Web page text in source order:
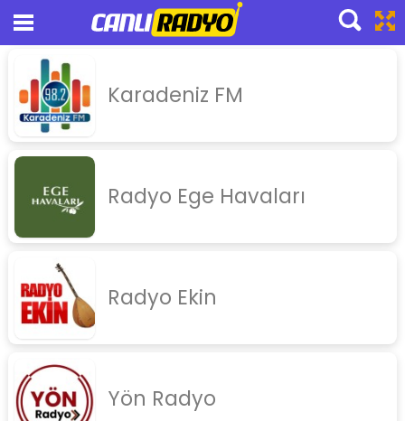
Canlı Radyo Dinle
pop
slow
yabanci
arabesk
turku
haber
tsm
thm
Karadeniz FM
Radyo Ege Havaları
Radyo Ekin
Yön Radyo